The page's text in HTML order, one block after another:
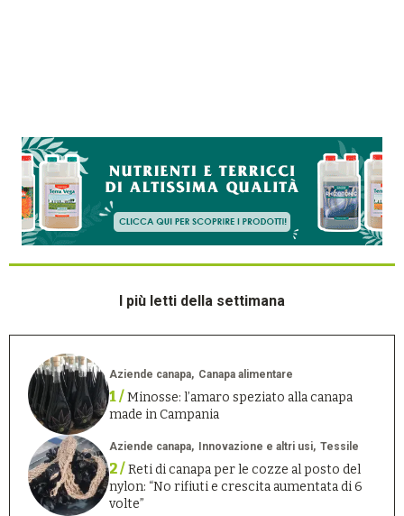
I più letti della settimana
Aziende canapa Canapa alimentare
1 /Minosse: l’amaro speziato alla canapa
made in Campania
Aziende canapa Innovazione e altri usi Tessile
2 /Reti di canapa per le cozze al posto del
nylon: “No rifiuti e crescita aumentata di 6
volte”